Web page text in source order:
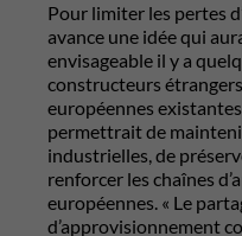
Pour limiter les pertes
avance une idée qui
envisageable il y a
constructeurs
européennes
permettrait de
industrielles, de
renforcer les chaînes
européennes. « Le
d’approvisionnement